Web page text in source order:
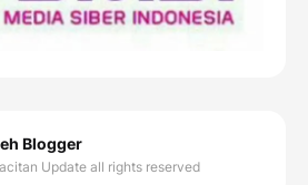
Blogger
Update all rights reserved